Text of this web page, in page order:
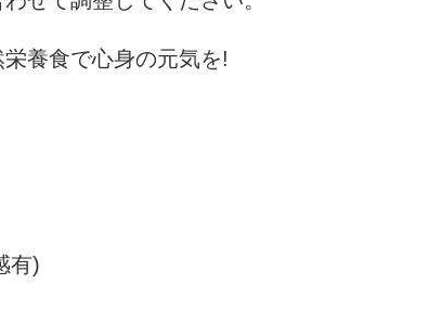
養食で心身の元気を!
有)